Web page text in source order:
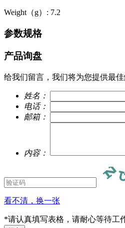
Weight（g）: 7.2
参数规格
产品询盘
给我们留言，我们将为您提供最
姓名：
电话：
邮箱：
内容：
看不清，换一张
*请认真填写表格，请耐心等待工